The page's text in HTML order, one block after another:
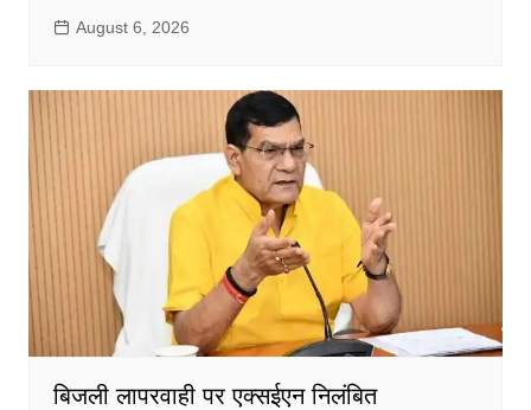
August 6, 2026
बिजली लापरवाही पर एक्सईएन निलंबित